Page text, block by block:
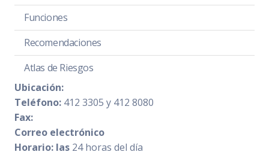
Funciones
Recomendaciones
Atlas de Riesgos
Ubicación:
Teléfono: 412 3305 y 412 8080
Fax:
Correo electrónico
Horario: las 24 horas del día